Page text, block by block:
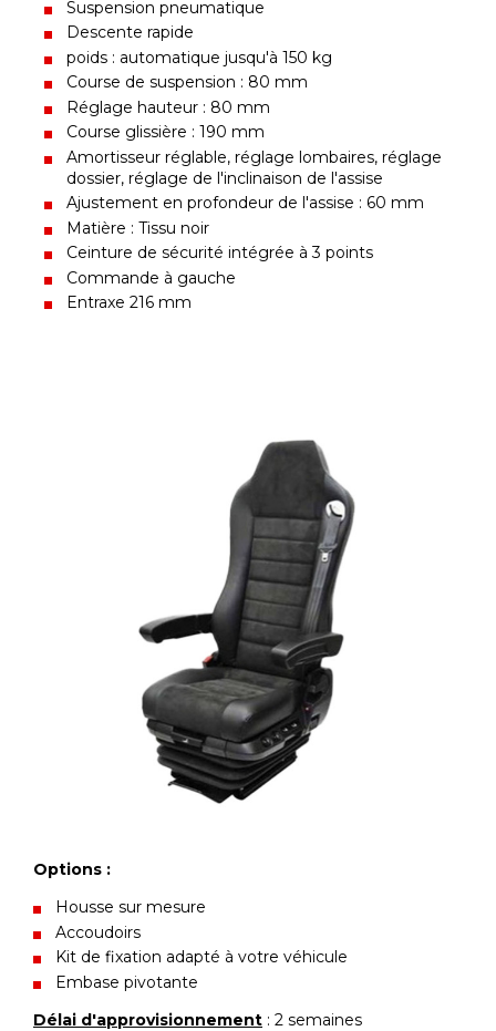
Suspension pneumatique
Descente rapide
poids : automatique jusqu'à 150 kg
Course de suspension : 80 mm
Réglage hauteur : 80 mm
Course glissière : 190 mm
Amortisseur réglable, réglage lombaires, réglage
dossier, réglage de l'inclinaison de l'assise
Ajustement en profondeur de l'assise : 60 mm
Matière : Tissu noir
Ceinture de sécurité intégrée à 3 points
Commande à gauche
Entraxe 216 mm
Options :
Housse sur mesure
Accoudoirs
Kit de fixation adapté à votre véhicule
Embase pivotante
Délai d'approvisionnement : 2 semaines